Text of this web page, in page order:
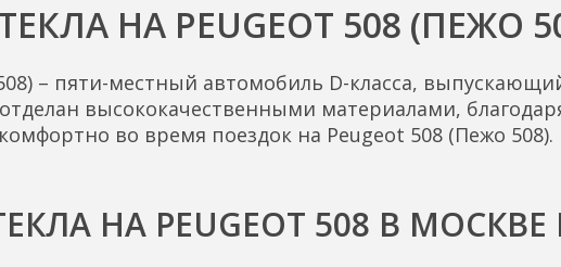
НА PEUGEOT 508 (ПЕЖО
– пяти-местный автомобиль D-класса,
высококачественными материалами,
во время поездок на Peugeot 508 (Пежо 508).
НА PEUGEOT 508 В